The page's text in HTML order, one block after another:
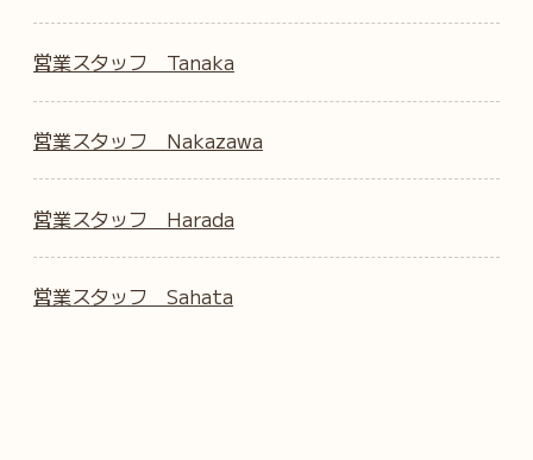
営業スタッフ Tanaka
営業スタッフ Nakazawa
営業スタッフ Harada
営業スタッフ Sahata